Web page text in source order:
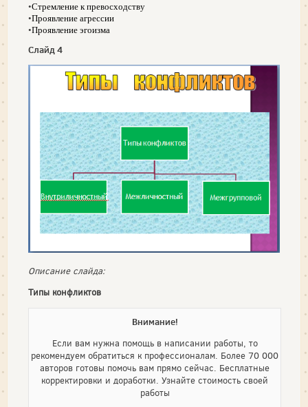
•Стремление к превосходству
•Проявление агрессии
•Проявление эгоизма
Слайд 4
Описание слайда:
Типы конфликтов
Внимание!
Если вам нужна помощь в написании работы, то
рекомендуем обратиться к профессионалам. Более 70 000
авторов готовы помочь вам прямо сейчас. Бесплатные
корректировки и доработки. Узнайте стоимость своей
работы